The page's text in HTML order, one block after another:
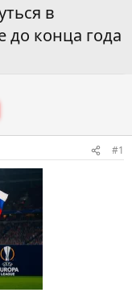
в
конца года
#1